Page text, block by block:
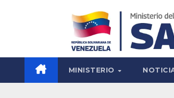
MINISTERIO